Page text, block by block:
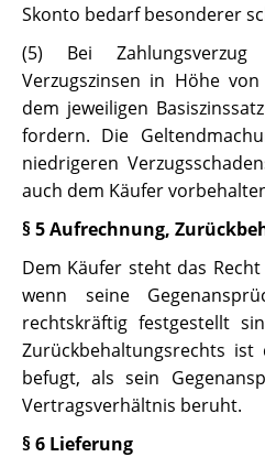
Skonto bedarf besonderer
(5) Bei
Verzugszinsen in Höhe
dem jeweiligen
fordern. Die
niedrigeren
auch dem Käufer
§ 5 Aufrechnung,
Dem Käufer steht das
wenn seine
rechtskräftig festgestellt
Zurückbehaltungsrechts
befugt, als sein
Vertragsverhältnis beruht.
§ 6 Lieferung